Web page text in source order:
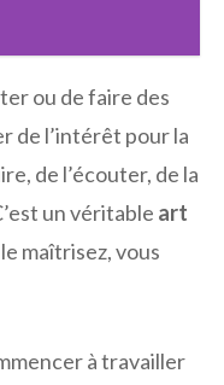
ou de faire des
de l’intérêt pour la
de l’écouter, de la
un véritable art
maîtrisez, vous
à travailler